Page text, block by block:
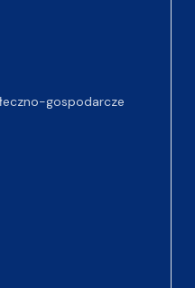
gospodarcze